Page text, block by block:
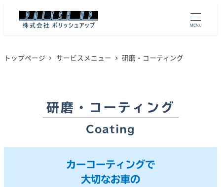
MENU
トップページ サービスメニュー 研磨・コーティング
研磨・コーティング
Coating
カーコーティングで
大切なお車の